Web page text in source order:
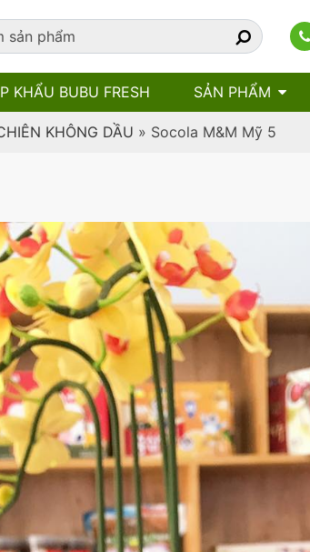
KHẨU BUBU FRESH SẢN PHẨM
KHÔNG DẦU » Socola M&M Mỹ 5